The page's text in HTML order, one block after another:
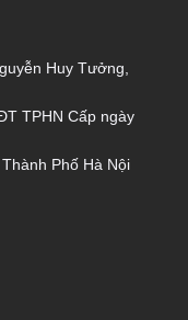
Huy Tưởng,
TPHN Cấp ngày
Phố Hà Nội